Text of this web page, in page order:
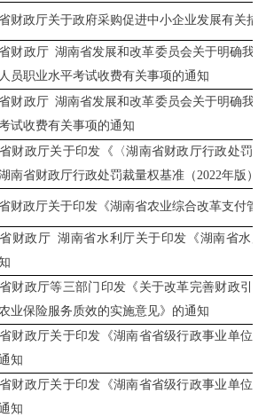
财政厅关于政府采购促进中小企业发展有关措
财政厅 湖南省发展和改革委员会关于明确我
员职业水平考试收费有关事项的通知
财政厅 湖南省发展和改革委员会关于明确我
试收费有关事项的通知
财政厅关于印发《〈湖南省财政厅行政处罚
南省财政厅行政处罚裁量权基准（2022年版）
财政厅关于印发《湖南省农业综合改革支付管
财政厅 湖南省水利厅关于印发《湖南省水
财政厅等三部门印发《关于改革完善财政引
业保险服务质效的实施意见》的通知
财政厅关于印发《湖南省省级行政事业单位
知
财政厅关于印发《湖南省省级行政事业单位
知